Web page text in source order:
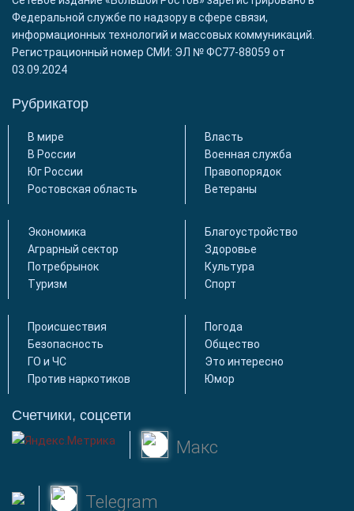
Федеральной службе по надзору в сфере связи,
информационных технологий и массовых коммуникаций.
Регистрационный номер СМИ: ЭЛ № ФС77-88059 от
03.09.2024
Рубрикатор
В мире
В России
Юг России
Ростовская область
Власть
Военная служба
Правопорядок
Ветераны
Экономика
Аграрный сектор
Потребрынок
Туризм
Благоустройство
Здоровье
Культура
Спорт
Происшествия
Безопасность
ГО и ЧС
Против наркотиков
Погода
Общество
Это интересно
Юмор
Счетчики, соцсети
Макс
Telegram